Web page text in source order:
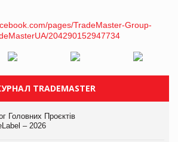
TRADEMASTER
Головних Проєктів
– 2026